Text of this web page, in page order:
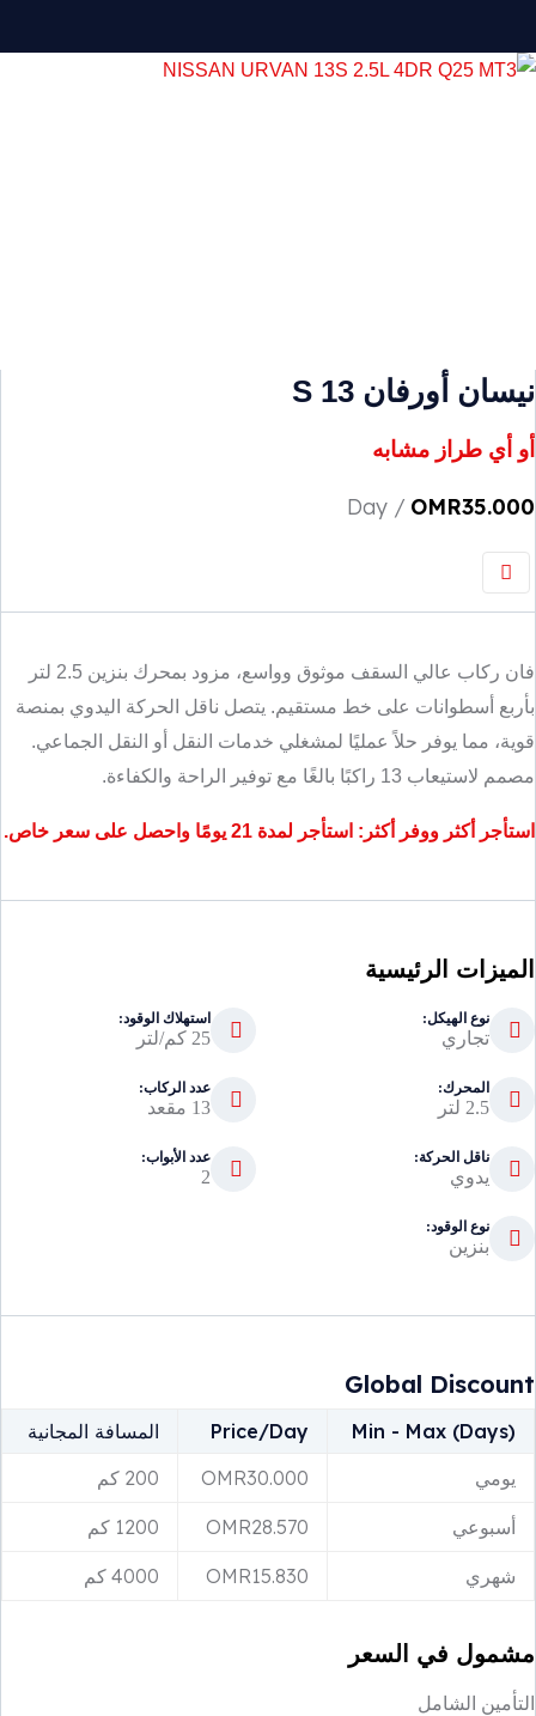
نيسان أورفان S 13
أو أي طراز مشابه
OMR35.000
/ Day
فان ركاب عالي السقف موثوق وواسع، مزود بمحرك بنزين 2.5 لتر
بأربع أسطوانات على خط مستقيم. يتصل ناقل الحركة اليدوي بمنصة
قوية، مما يوفر حلاً عمليًا لمشغلي خدمات النقل أو النقل الجماعي.
مصمم لاستيعاب 13 راكبًا بالغًا مع توفير الراحة والكفاءة.
استأجر أكثر ووفر أكثر: استأجر لمدة 21 يومًا واحصل على سعر خاص.
الميزات الرئيسية
نوع الهيكل:
تجاري
استهلاك الوقود:
25 كم/لتر
المحرك:
2.5 لتر
عدد الركاب:
13 مقعد
ناقل الحركة:
يدوي
عدد الأبواب:
2
نوع الوقود:
بنزين
Global Discount
Min - Max (Days)
Price/Day
المسافة المجانية
يومي
OMR30.000 200 كم
أسبوعي OMR28.570 1200 كم
شهري OMR15.830 4000 كم
مشمول في السعر
التأمين الشامل